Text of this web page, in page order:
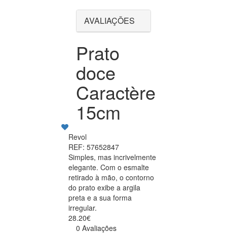
AVALIAÇÕES
Prato
doce
Caractère
15cm
Revol
REF: 57652847
Simples, mas incrivelmente
elegante. Com o esmalte
retirado à mão, o contorno
do prato exibe a argila
preta e a sua forma
irregular.
28.20€
0 Avaliações